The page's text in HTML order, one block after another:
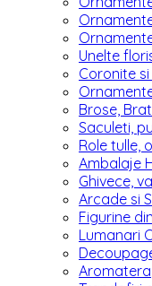
Unelte
Coronite
Brose,
Saculeti,
Role tulle,
Ambalaje
Ghivece,
Arcade si
Figurine
Lumanari